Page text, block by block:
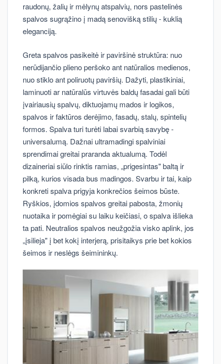
raudonų, žalių ir mėlynų atspalvių, nors pastelinės
spalvos sugrąžino į madą senovišką stilių - kuklią
eleganciją.
Greta spalvos pasikeitė ir paviršinė struktūra: nuo
nerūdijančio plieno peršoko ant natūralios medienos,
nuo stiklo ant poliruotų paviršių. Dažyti, plastikiniai,
laminuoti ar natūralūs virtuvės baldų fasadai gali būti
įvairiausių spalvų, diktuojamų mados ir logikos,
spalvos ir faktūros derėjimo, fasadų, stalų, spintelių
formos. Spalva turi turėti labai svarbią savybę -
universalumą. Dažnai ultramadingi spalviniai
sprendimai greitai praranda aktualumą. Todėl
dizaineriai siūlo rinktis ramias, „prigesintas" baltą ir
pilką, kurios visada bus madingos. Svarbu ir tai, kaip
konkreti spalva prigyja konkrečios šeimos būste.
Ryškios, įdomios spalvos greitai pabosta, žmonių
nuotaika ir pomėgiai su laiku keičiasi, o spalva išlieka
ta pati. Neutralios spalvos neužgožia visko aplink, jos
„įsilieja" į bet kokį interjerą, prisitaikys prie bet kokios
šeimos ir neslėgs šeimininkų.